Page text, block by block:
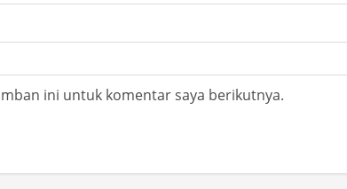
ini untuk komentar saya berikutnya.